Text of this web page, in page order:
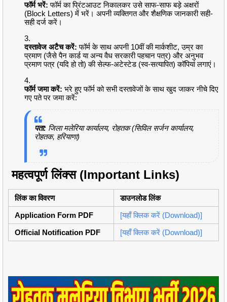
फॉर्म भरें: फॉर्म का प्रिंटआउट निकालकर उसे साफ-साफ बड़े अक्षरों
(Block Letters) में भरें। अपनी व्यक्तिगत और शैक्षणिक जानकारी सही-
सही दर्ज करें।
दस्तावेज अटैच करें: फॉर्म के साथ अपनी 10वीं की मार्कशीट, उम्र का
प्रमाण (जैसे पैन कार्ड या अन्य वैध सरकारी पहचान पत्र) और अनुभव
प्रमाण पत्र (यदि हो तो) की सेल्फ-अटेस्टेड (स्व-सत्यापित) कॉपियां लगाएं।
फॉर्म जमा करें: भरे हुए फॉर्म को सभी दस्तावेजों के साथ खुद जाकर नीचे दिए
गए पते पर जमा करें:
पता: जिला मलेरिया कार्यालय, रोहतक (सिविल सर्जन कार्यालय,
रोहतक, हरियाणा)
महत्वपूर्ण लिंक्स (Important Links)
लिंक का विवरण
डाउनलोड लिंक
Application Form PDF
[यहाँ क्लिक करें (Download)]
Official Notification PDF
[यहाँ क्लिक करें (Download)]